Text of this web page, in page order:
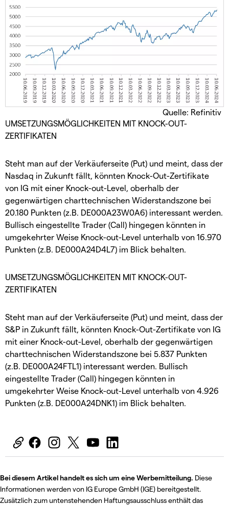
Quelle: Refinitiv
UMSETZUNGSMÖGLICHKEITEN MIT KNOCK-OUT-
ZERTIFIKATEN
Steht man auf der Verkäuferseite (Put) und meint, dass der
Nasdaq in Zukunft fällt, könnten Knock-Out-Zertifikate
von IG mit einer Knock-out-Level, oberhalb der
gegenwärtigen charttechnischen Widerstandszone bei
20.180 Punkten (z.B. DE000A23W0A6) interessant werden.
Bullisch eingestellte Trader (Call) hingegen könnten in
umgekehrter Weise Knock-out-Level unterhalb von 16.970
Punkten (z.B. DE000A24D4L7) im Blick behalten.
UMSETZUNGSMÖGLICHKEITEN MIT KNOCK-OUT-
ZERTIFIKATEN
Steht man auf der Verkäuferseite (Put) und meint, dass der
S&P in Zukunft fällt, könnten Knock-Out-Zertifikate von IG
mit einer Knock-out-Level, oberhalb der gegenwärtigen
charttechnischen Widerstandszone bei 5.837 Punkten
(z.B. DE000A24FTL1) interessant werden. Bullisch
eingestellte Trader (Call) hingegen könnten in
umgekehrter Weise Knock-out-Level unterhalb von 4.926
Punkten (z.B. DE000A24DNK1) im Blick behalten.
Bei diesem Artikel handelt es sich um eine Werbemitteilung. Diese
Informationen werden von IG Europe GmbH (IGE) bereitgestellt.
Zusätzlich zum untenstehenden Haftungsausschluss enthält das